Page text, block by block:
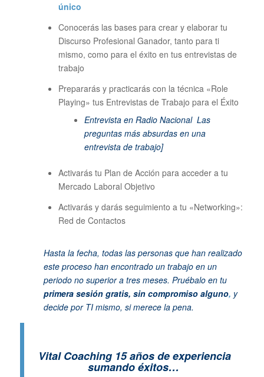
único
Conocerás las bases para crear y elaborar tu
Discurso Profesional Ganador, tanto para ti
mismo, como para el éxito en tus entrevistas de
trabajo
Prepararás y practicarás con la técnica «Role
Playing» tus Entrevistas de Trabajo para el Éxito
Entrevista en Radio Nacional Las
preguntas más absurdas en una
entrevista de trabajo]
Activarás tu Plan de Acción para acceder a tu
Mercado Laboral Objetivo
Activarás y darás seguimiento a tu «Networking»:
Red de Contactos
Hasta la fecha, todas las personas que han realizado
este proceso han encontrado un trabajo en un
periodo no superior a tres meses. Pruébalo en tu
primera sesión gratis, sin compromiso alguno, y
decide por TI mismo, si merece la pena.
Vital Coaching 15 años de experiencia
sumando éxitos…